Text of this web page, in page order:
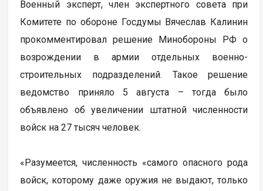
Военный эксперт, член экспертного совета при
Комитете по обороне Госдумы Вячеслав Калинин
прокомментировал решение Минобороны РФ о
возрождении в армии отдельных военно-
строительных подразделений. Такое решение
ведомство приняло 5 августа – тогда было
объявлено об увеличении штатной численности
войск на 27 тысяч человек.
«Разумеется, численность «самого опасного рода
войск, которому даже оружия не выдают, только